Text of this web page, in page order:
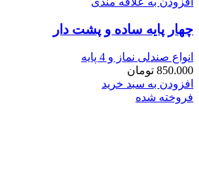
چهار پايه ساده و پشت دار
انواع صندلی نماز و 4 پایه
850.000 تومان
افزودن به سبد خرید
فروخته شده